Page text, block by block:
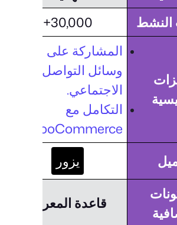
النشط
30,000+
المشاركة على
وسائل التواصل
الاجتماعي.
التكامل مع
WooCommerce.
يزور
قاعدة المعرفة